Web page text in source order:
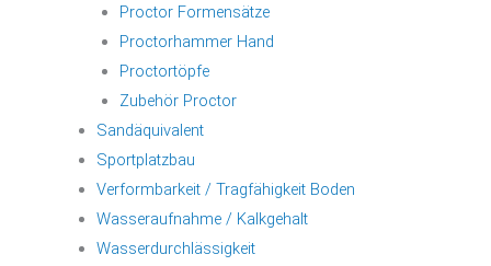
Proctor Formensätze
Proctorhammer Hand
Proctortöpfe
Zubehör Proctor
Sandäquivalent
Sportplatzbau
Verformbarkeit / Tragfähigkeit Boden
Wasseraufnahme / Kalkgehalt
Wasserdurchlässigkeit